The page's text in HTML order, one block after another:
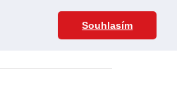
Souhlasím